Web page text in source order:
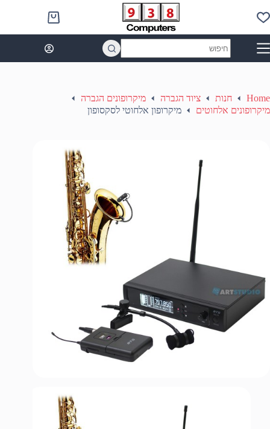
to
content
Shopping
cart
results
Home חנות ציוד הגברה
מיקרופונים הגברה
מיקרופונים אלחוטים
מיקרופון אלחוטי לסקסופון